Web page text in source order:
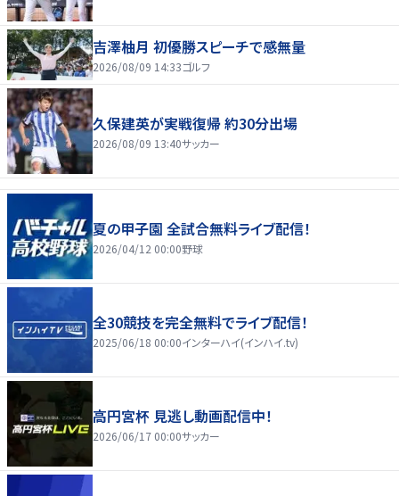
吉澤柚月 初優勝スピーチで感無量
2026/08/09 14:33ゴルフ
久保建英が実戦復帰 約30分出場
2026/08/09 13:40サッカー
夏の甲子園 全試合無料ライブ配信！
2026/04/12 00:00野球
全30競技を完全無料でライブ配信！
2025/06/18 00:00インターハイ(インハイ.tv)
高円宮杯 見逃し動画配信中！
2026/06/17 00:00サッカー